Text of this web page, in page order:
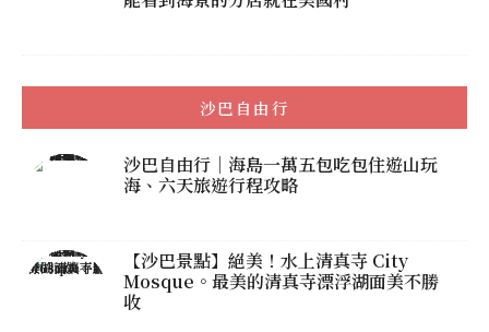
沙巴自由行
沙巴自由行｜海島一萬五包吃包住遊山玩
海、六天旅遊行程攻略
【沙巴景點】絕美！水上清真寺 City
Mosque。最美的清真寺漂浮湖面美不勝
收